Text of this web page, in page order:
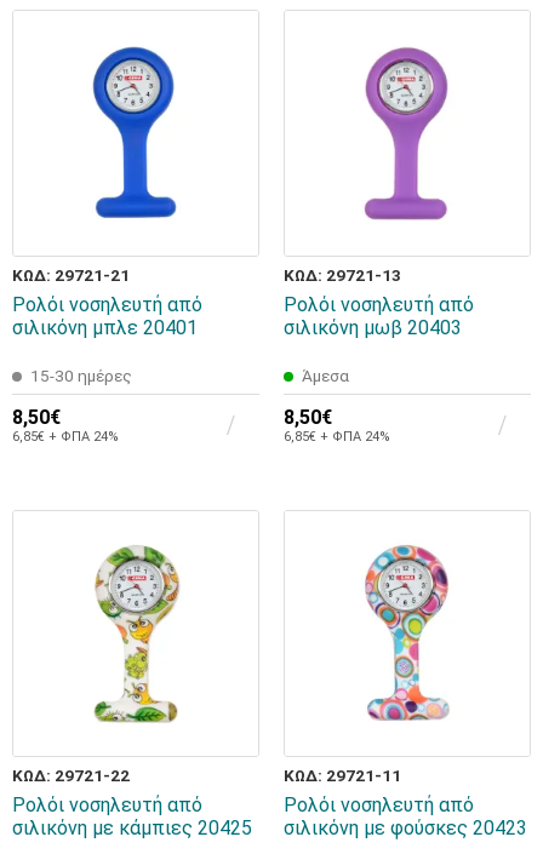
ΚΩΔ: 29721-21
Ρολόι νοσηλευτή από
σιλικόνη μπλε 20401
15-30 ημέρες
8,50€
6,85€ + ΦΠΑ 24%
ΚΩΔ: 29721-13
Ρολόι νοσηλευτή από
σιλικόνη μωβ 20403
Άμεσα
8,50€
6,85€ + ΦΠΑ 24%
ΚΩΔ: 29721-22
Ρολόι νοσηλευτή από
σιλικόνη με κάμπιες 20425
ΚΩΔ: 29721-11
Ρολόι νοσηλευτή από
σιλικόνη με φούσκες 20423